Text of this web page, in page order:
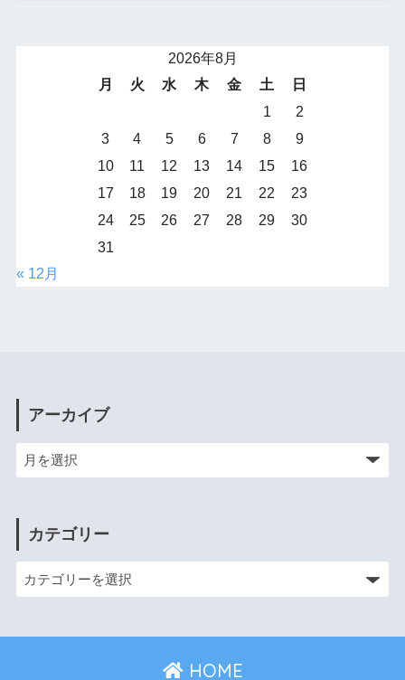
2026年8月
月
火 水 木 金 土
日
1
2
3
4 5 6 7 8
9
10
11 12 13 14 15
16
17
18 19 20 21 22
23
24
25 26 27 28 29
30
31
« 12月
アーカイブ
カテゴリー
HOME